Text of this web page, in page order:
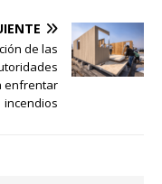
de las
enfrentar
incendios